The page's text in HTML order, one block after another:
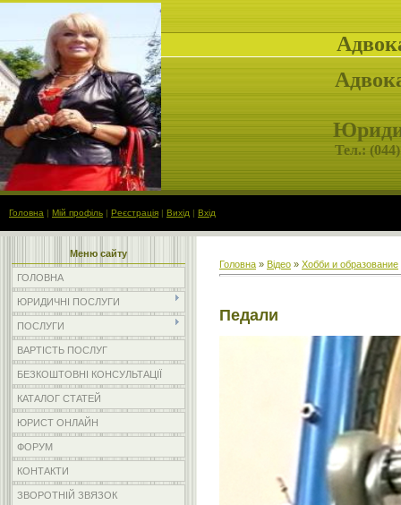
Тел.: (
Головна | Мій профіль | Реєстрація | Вихід | Вхід
Меню сайту
ГОЛОВНА
ЮРИДИЧНІ ПОСЛУГИ
ПОСЛУГИ
ВАРТІСТЬ ПОСЛУГ
БЕЗКОШТОВНІ КОНСУЛЬТАЦІЇ
КАТАЛОГ СТАТЕЙ
ЮРИСТ ОНЛАЙН
ФОРУМ
КОНТАКТИ
ЗВОРОТНІЙ ЗВЯЗОК
Головна » Відео » Хобби и образование
Педали